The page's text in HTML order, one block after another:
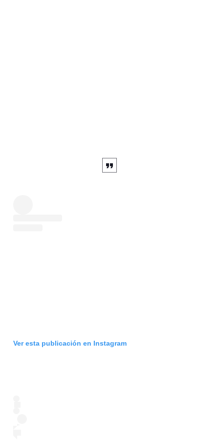
Ver esta publicación en Instagram